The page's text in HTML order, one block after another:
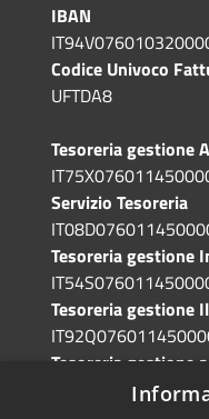
IBAN
Codice Univoco
UFTDA8
Tesoreria gestione
Servizio Tesoreria
Tesoreria gestione
Tesoreria gestione
Tesoreria gestione